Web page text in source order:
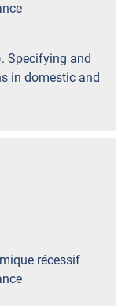
Specifying and
in domestic and
récessif